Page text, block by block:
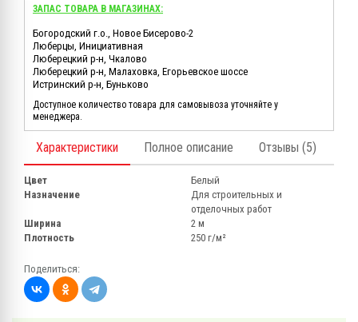
ЗАПАС ТОВАРА В МАГАЗИНАХ:
Богородский г.о., Новое Бисерово-2
Люберцы, Инициативная
Люберецкий р-н, Чкалово
Люберецкий р-н, Малаховка, Егорьевское шоссе
Истринский р-н, Буньково
Доступное количество товара для самовывоза уточняйте у
менеджера.
Характеристики Полное описание Отзывы (5)
Цвет
Белый
Назначение
Для строительных и
отделочных работ
Ширина
2 м
Плотность
250 г/м²
Поделиться: